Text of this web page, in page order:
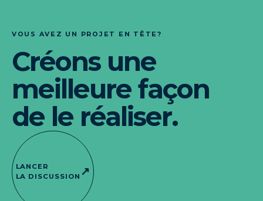
VOUS AVEZ UN PROJET EN TÊTE?
Créons une
meilleure façon
de le réaliser.
LANCER
LA DISCUSSION ↗